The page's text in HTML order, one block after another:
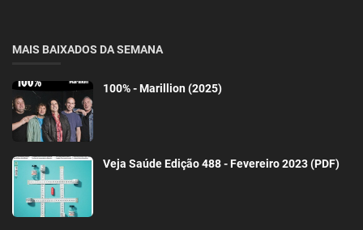
MAIS BAIXADOS DA SEMANA
100% - Marillion (2025)
Veja Saúde Edição 488 - Fevereiro 2023 (PDF)